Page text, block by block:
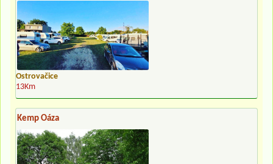
Ostrovačice
13Km
Kemp Oáza